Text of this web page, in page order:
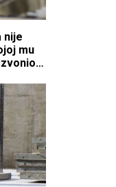
nije
mu